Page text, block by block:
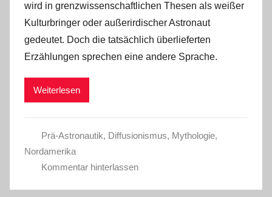
wird in grenzwissenschaftlichen Thesen als weißer
Kulturbringer oder außerirdischer Astronaut
gedeutet. Doch die tatsächlich überlieferten
Erzählungen sprechen eine andere Sprache.
Weiterlesen
Prä-Astronautik, Diffusionismus, Mythologie,
Nordamerika
Kommentar hinterlassen